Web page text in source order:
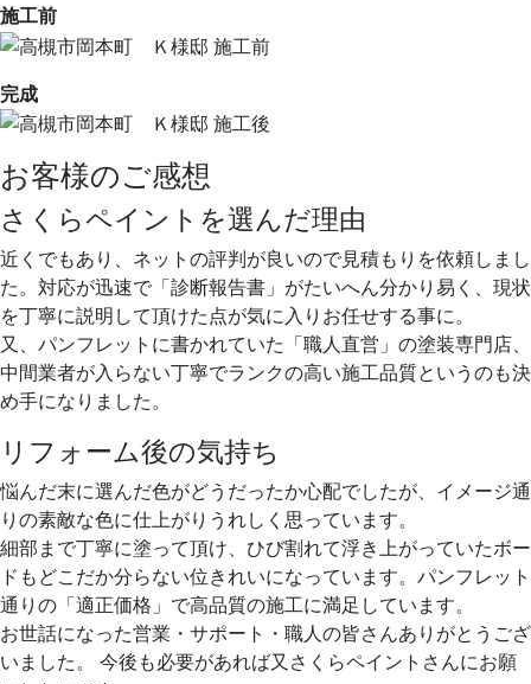
施工前
完成
お客様のご感想
さくらペイントを選んだ理由
近くでもあり、ネットの評判が良いので見積もりを依頼しまし
た。対応が迅速で「診断報告書」がたいへん分かり易く、現状
を丁寧に説明して頂けた点が気に入りお任せする事に。
又、パンフレットに書かれていた「職人直営」の塗装専門店、
中間業者が入らない丁寧でランクの高い施工品質というのも決
め手になりました。
リフォーム後の気持ち
悩んだ末に選んだ色がどうだったか心配でしたが、イメージ通
りの素敵な色に仕上がりうれしく思っています。
細部まで丁寧に塗って頂け、ひび割れて浮き上がっていたボー
ドもどこだか分らない位きれいになっています。パンフレット
通りの「適正価格」で高品質の施工に満足しています。
お世話になった営業・サポート・職人の皆さんありがとうござ
いました。 今後も必要があれば又さくらペイントさんにお願